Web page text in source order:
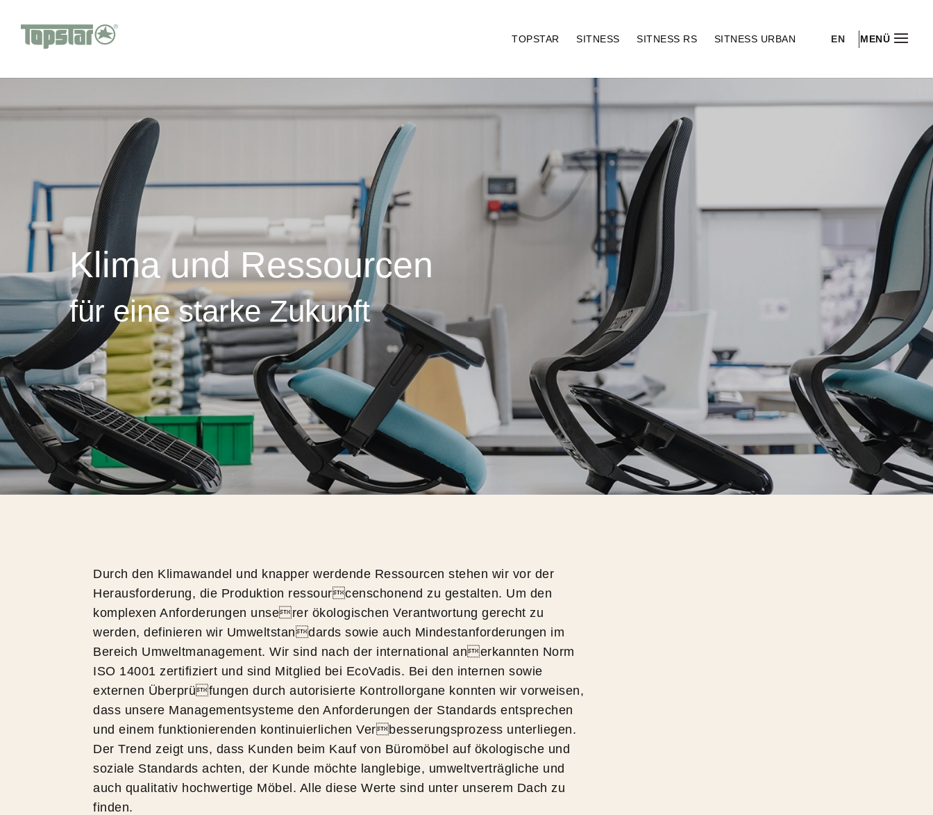
TOPSTAR SITNESS SITNESS RS SITNESS URBAN EN MENÜ
Klima und Ressourcen
für eine starke Zukunft
Durch den Klimawandel und knapper werdende Ressourcen stehen wir vor der
Herausforderung, die Produktion ressourcenschonend zu gestalten. Um den
komplexen Anforderungen unserer ökologischen Verantwortung gerecht zu
werden, definieren wir Umweltstandards sowie auch Mindestanforderungen im
Bereich Umweltmanagement. Wir sind nach der international anerkannten Norm
ISO 14001 zertifiziert und sind Mitglied bei EcoVadis. Bei den internen sowie
externen Überprüfungen durch autorisierte Kontrollorgane konnten wir vorweisen,
dass unsere Managementsysteme den Anforderungen der Standards entsprechen
und einem funktionierenden kontinuierlichen Verbesserungsprozess unterliegen.
Der Trend zeigt uns, dass Kunden beim Kauf von Büromöbel auf ökologische und
soziale Standards achten, der Kunde möchte langlebige, umweltverträgliche und
auch qualitativ hochwertige Möbel. Alle diese Werte sind unter unserem Dach zu
finden.